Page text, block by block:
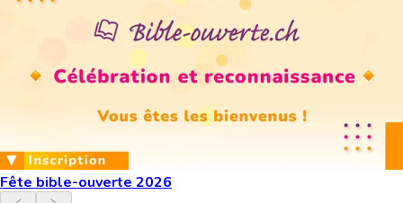
Fête bible-ouverte 2026